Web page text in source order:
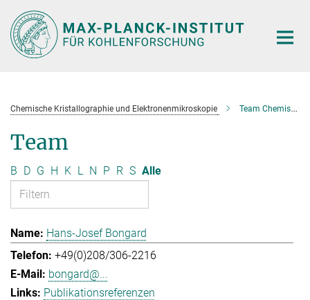
Hauptinhalt
Chemische Kristallographie und Elektronenmikroskopie Team Chemische Kristallographie und Elektronenmikroskopie
Team
B D G H K L N P R S Alle
Hans-Josef Bongard
+49(0)208/306-2216
bongard@...
Publikationsreferenzen